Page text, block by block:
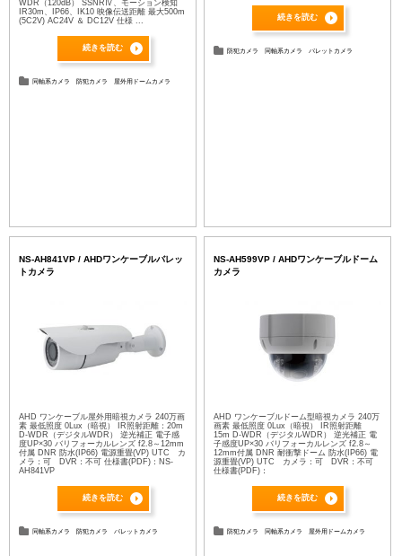
WDR（120dB） SSNRⅣ、モーション検知
IR30m、IP66、IK10 映像伝送距離 最大500m
(5C2V) AC24V ＆ DC12V 仕様 ...
続きを読む
同軸系カメラ 防犯カメラ 屋外用ドームカメラ
続きを読む
防犯カメラ 同軸系カメラ バレットカメラ
NS-AH841VP / AHDワンケーブルバレッ
トカメラ
AHD ワンケーブル屋外用暗視カメラ 240万画
素 最低照度 0Lux（暗視） IR照射距離：20m
D-WDR（デジタルWDR） 逆光補正 電子感
度UP×30 バリフォーカルレンズ f2.8～12mm
付属 DNR 防水(IP66) 電源重畳(VP) UTC カ
メラ：可 DVR：不可 仕様書(PDF)：NS-
AH841VP
続きを読む
同軸系カメラ 防犯カメラ バレットカメラ
NS-AH599VP / AHDワンケーブルドーム
カメラ
AHD ワンケーブルドーム型暗視カメラ 240万
画素 最低照度 0Lux（暗視） IR照射距離
15m D-WDR（デジタルWDR） 逆光補正 電
子感度UP×30 バリフォーカルレンズ f2.8～
12mm付属 DNR 耐衝撃ドーム 防水(IP66) 電
源重畳(VP) UTC カメラ：可 DVR：不可
仕様書(PDF)：
続きを読む
防犯カメラ 同軸系カメラ 屋外用ドームカメラ